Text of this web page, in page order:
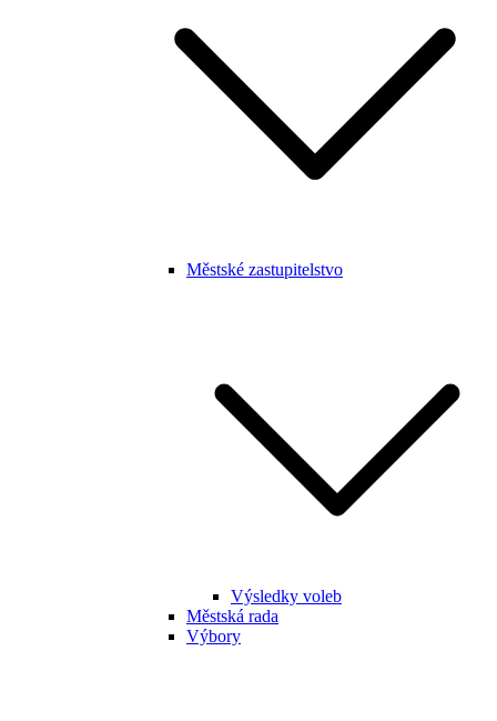
Městské zastupitelstvo
Výsledky voleb
Městská rada
Výbory